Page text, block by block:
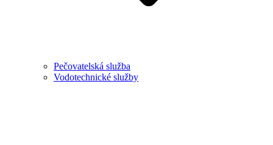
Pečovatelská služba
Vodotechnické služby